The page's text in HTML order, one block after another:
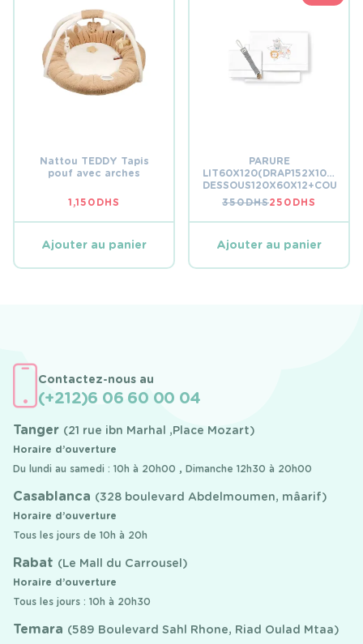
Nattou TEDDY Tapis
pouf avec arches
1,150 DHS
Ajouter au panier
PARURE
SUCETTE)COTON-MOD.
ANIMALITOS-B/GRIS
350DHSLE
PRIX
ÉTAIT :
250 DHS
LE
PRIX
EST :
Ajouter au panier
Contactez-nous au
(+212)6 06 60 00 04
Tanger (21 rue ibn Marhal ,Place Mozart)
Horaire d’ouverture
Du lundi au samedi : 10h à 20h00 , Dimanche 12h30 à 20h00
Casablanca (328 boulevard Abdelmoumen, mâarif)
Horaire d’ouverture
Tous les jours de 10h à 20h
Rabat (Le Mall du Carrousel)
Horaire d’ouverture
Tous les jours : 10h à 20h30
Temara (589 Boulevard Sahl Rhone, Riad Oulad Mtaa)